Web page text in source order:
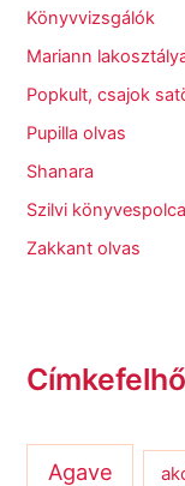
Könyvvizsgálók
Mariann
Popkult, csajok
Pupilla olvas
Shanara
Szilvi könyvespolca
Zakkant olvas
Címkefelhő
Agave